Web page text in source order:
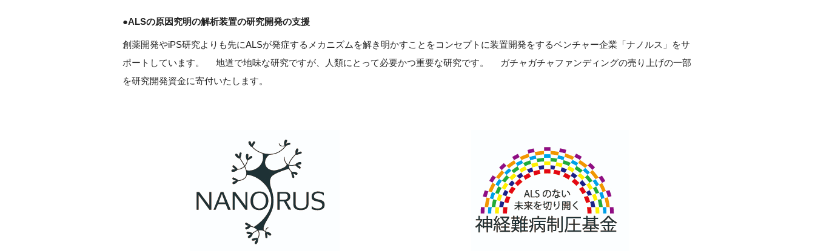
●ALSの原因究明の解析装置の研究開発の支援
創薬開発やiPS研究よりも先にALSが発症するメカニズムを解き明かすことをコンセプトに装置開発をするベンチャー企業「ナノルス」をサ
ポートしています。 地道で地味な研究ですが、人類にとって必要かつ重要な研究です。 ガチャガチャファンディングの売り上げの一部
を研究開発資金に寄付いたします。